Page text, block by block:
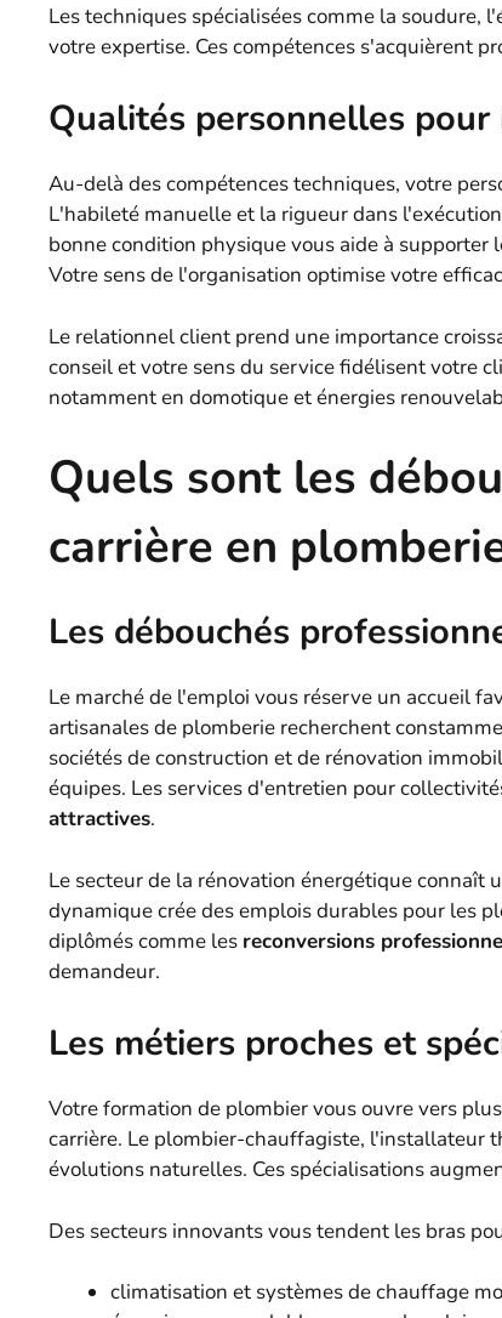
Les techniques spécialisées comme la
votre expertise. Ces compétences s'acquièrent
Qualités personnelles pour
Au-delà des compétences techniques, votre
L'habileté manuelle et la rigueur dans
bonne condition physique vous aide à
Votre sens de l'organisation optimise votre
Le relationnel client prend une importance
conseil et votre sens du service fidélisent votre
notamment en domotique et énergies
Quels sont les
carrière en
Les débouchés
Le marché de l'emploi vous réserve un accueil
artisanales de plomberie recherchent
sociétés de construction et de rénovation
équipes. Les services d'entretien pour
attractives.
Le secteur de la rénovation énergétique connaît
dynamique crée des emplois durables pour les
diplômés comme les reconversions
demandeur.
Les métiers proches et
Votre formation de plombier vous ouvre vers
carrière. Le plombier-chauffagiste, l'installateur
évolutions naturelles. Ces spécialisations
Des secteurs innovants vous tendent les bras
climatisation et systèmes de chauffage